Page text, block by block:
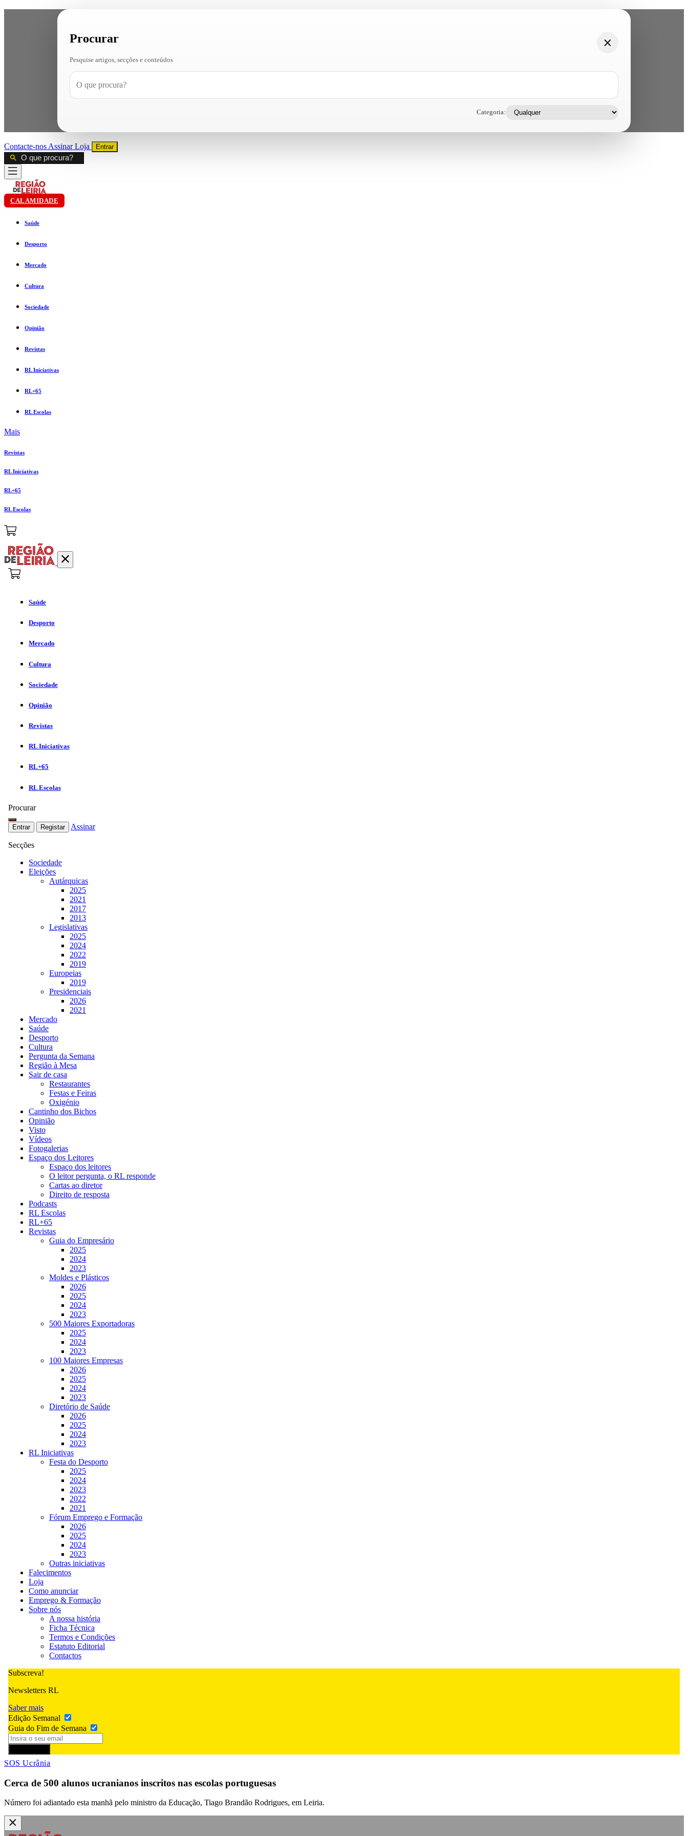
Procurar
Pesquise artigos, secções e conteúdos
Categoria:
Contacte-nos AssinarLoja Entrar
CALAMIDADE
Saúde
Desporto
Mercado
Cultura
Sociedade
Opinião
Revistas
RL Iniciativas
RL+65
RL Escolas
Mais
Revistas
RL Iniciativas
RL+65
RL Escolas
Saúde
Desporto
Mercado
Cultura
Sociedade
Opinião
Revistas
RL Iniciativas
RL+65
RL Escolas
Procurar
Entrar Registar Assinar
Secções
Sociedade
Eleições
Autárquicas
2025
2021
2017
2013
Legislativas
2025
2024
2022
2019
Europeias
2019
Presidenciais
2026
2021
Mercado
Saúde
Desporto
Cultura
Pergunta da Semana
Região à Mesa
Sair de casa
Restaurantes
Festas e Feiras
Oxigénio
Cantinho dos Bichos
Opinião
Visto
Vídeos
Fotogalerias
Espaço dos Leitores
Espaço dos leitores
O leitor pergunta, o RL responde
Cartas ao diretor
Direito de resposta
Podcasts
RL Escolas
RL+65
Revistas
Guia do Empresário
2025
2024
2023
Moldes e Plásticos
2026
2025
2024
2023
500 Maiores Exportadoras
2025
2024
2023
100 Maiores Empresas
2026
2025
2024
2023
Diretório de Saúde
2026
2025
2024
2023
RL Iniciativas
Festa do Desporto
2025
2024
2023
2022
2021
Fórum Emprego e Formação
2026
2025
2024
2023
Outras iniciativas
Falecimentos
Loja
Como anunciar
Emprego & Formação
Sobre nós
A nossa história
Ficha Técnica
Termos e Condições
Estatuto Editorial
Contactos
Subscreva!
Newsletters RL
Saber mais
Edição Semanal
Guia do Fim de Semana
SOS Ucrânia
Cerca de 500 alunos ucranianos inscritos nas escolas portuguesas
Número foi adiantado esta manhã pelo ministro da Educação, Tiago Brandão Rodrigues, em Leiria.